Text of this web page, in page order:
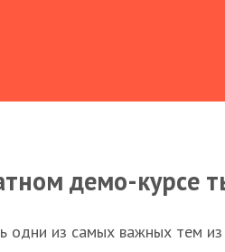
демо-курсе
одни из самых важных тем